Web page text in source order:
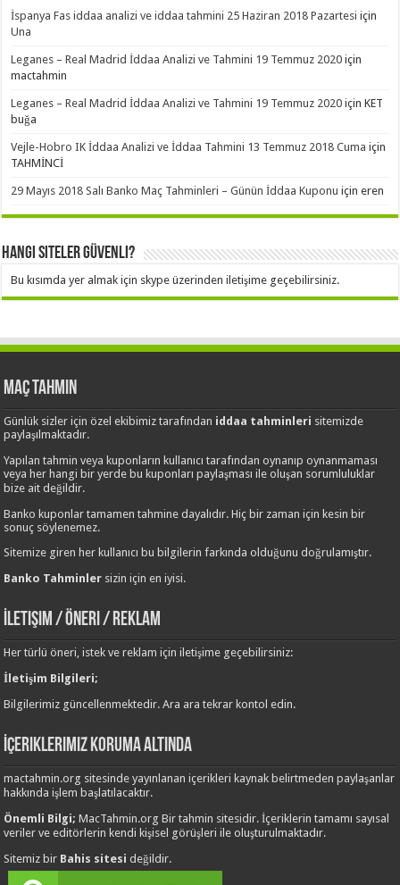
İspanya Fas iddaa analizi ve iddaa tahmini 25 Haziran 2018 Pazartesi için
Una
Leganes – Real Madrid İddaa Analizi ve Tahmini 19 Temmuz 2020 için
mactahmin
Leganes – Real Madrid İddaa Analizi ve Tahmini 19 Temmuz 2020 içinKET
buğa
Vejle-Hobro IK İddaa Analizi ve İddaa Tahmini 13 Temmuz 2018 Cuma için
TAHMİNCİ
29 Mayıs 2018 Salı Banko Maç Tahminleri – Günün İddaa Kuponu içineren
Hangi Siteler Güvenli?
Bu kısımda yer almak için skype üzerinden iletişime geçebilirsiniz.
Maç Tahmin
Günlük sizler için özel ekibimiz tarafından iddaa tahminleri sitemizde
paylaşılmaktadır.
Yapılan tahmin veya kuponların kullanıcı tarafından oynanıp oynanmaması
veya her hangi bir yerde bu kuponları paylaşması ile oluşan sorumluluklar
bize ait değildir.
Banko kuponlar tamamen tahmine dayalıdır. Hiç bir zaman için kesin bir
sonuç söylenemez.
Sitemize giren her kullanıcı bu bilgilerin farkında olduğunu doğrulamıştır.
Banko Tahminler sizin için en iyisi.
İletişim / Öneri / Reklam
Her türlü öneri, istek ve reklam için iletişime geçebilirsiniz:
İletişim Bilgileri;
Bilgilerimiz güncellenmektedir. Ara ara tekrar kontol edin.
İçeriklerimiz Koruma Altında
mactahmin.org sitesinde yayınlanan içerikleri kaynak belirtmeden paylaşanlar
hakkında işlem başlatılacaktır.
Önemli Bilgi;MacTahmin.org Bir tahmin sitesidir. İçeriklerin tamamı sayısal
veriler ve editörlerin kendi kişisel görüşleri ile oluşturulmaktadır.
Sitemiz bir Bahis sitesi değildir.